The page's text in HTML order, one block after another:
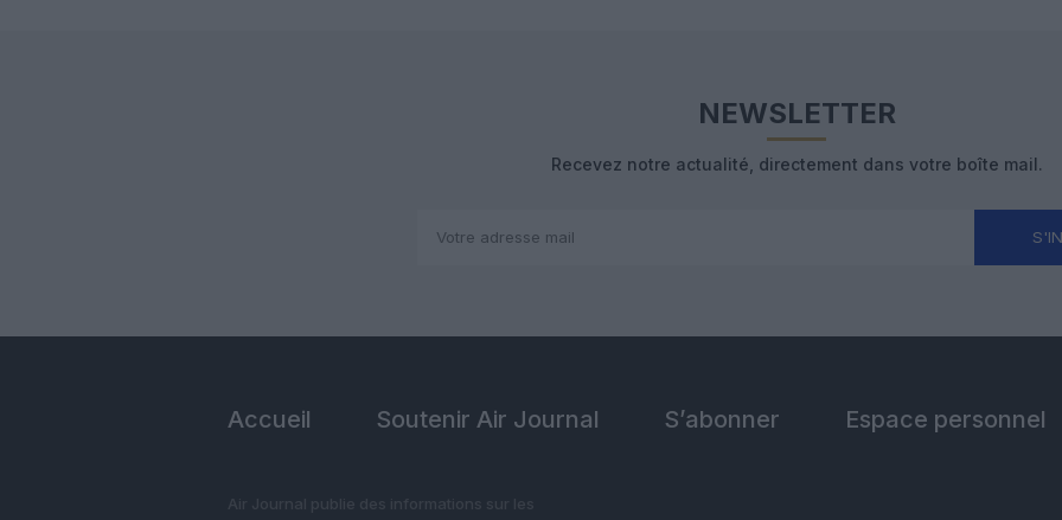
NEWSLETTER
Recevez notre actualité, directement dans votre boîte mail.
Accueil Soutenir Air Journal S’abonner Espace personnel